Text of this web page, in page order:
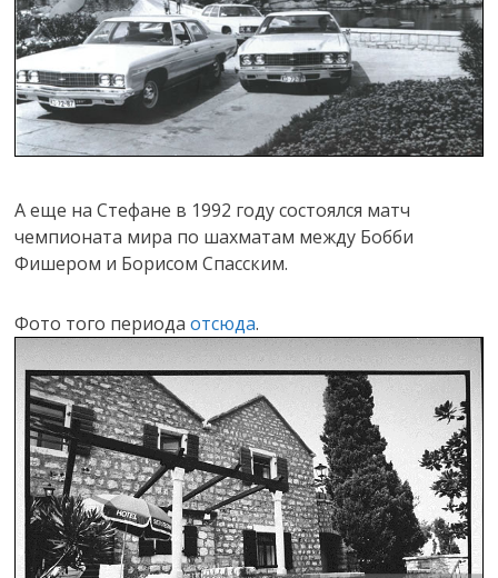
А еще на Стефане в 1992 году состоялся матч
чемпионата мира по шахматам между Бобби
Фишером и Борисом Спасским.
Фото того периодаотсюда.